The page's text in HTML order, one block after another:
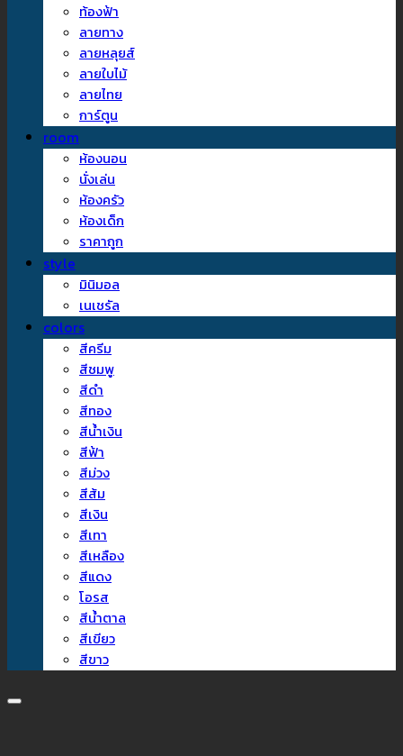
ท้องฟ้า
ลายทาง
ลายหลุยส์
ลายใบไม้
ลายไทย
การ์ตูน
room
ห้องนอน
นั่งเล่น
ห้องครัว
ห้องเด็ก
ราคาถูก
style
มินิมอล
เนเชรัล
colors
สีครีม
สีชมพู
สีดำ
สีทอง
สีน้ำเงิน
สีฟ้า
สีม่วง
สีส้ม
สีเงิน
สีเทา
สีเหลือง
สีแดง
โอรส
สีน้ำตาล
สีเขียว
สีขาว